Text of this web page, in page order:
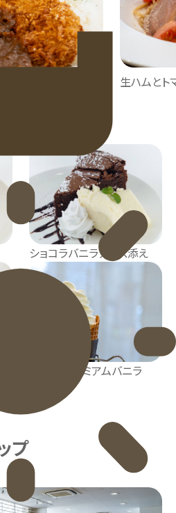
生ハムとトマ
ショコラバニラアイス添え
北海道プレミアムバニラ
プ